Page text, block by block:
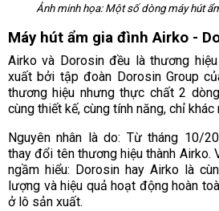
Ảnh minh họa: Một số dòng máy hút
Máy hút ẩm gia đình Airko -
Airko và Dorosin đều là thương
xuất bởi tập đoàn Dorosin Group
thương hiệu nhưng thực chất 2
cùng thiết kế, cùng tính năng, chỉ khác
Nguyên nhân là do: Từ tháng 10/
thay đổi tên thương hiệu thành Airko.
ngầm hiểu: Dorosin hay Airko là
lượng và hiệu quả hoạt động hoàn
ở lô sản xuất.